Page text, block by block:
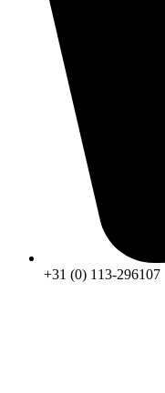
+31 (0) 113-296107